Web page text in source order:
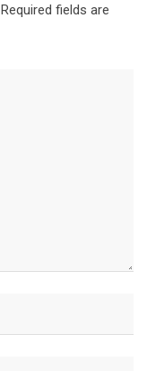
Required fields are